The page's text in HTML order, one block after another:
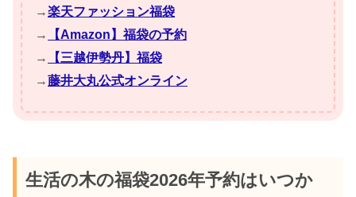
→楽天ファッション福袋
→
【Amazon】福袋の予約
→
【三越伊勢丹】福袋
→藤井大丸公式オンライン
生活の木の福袋2026年予約はいつか